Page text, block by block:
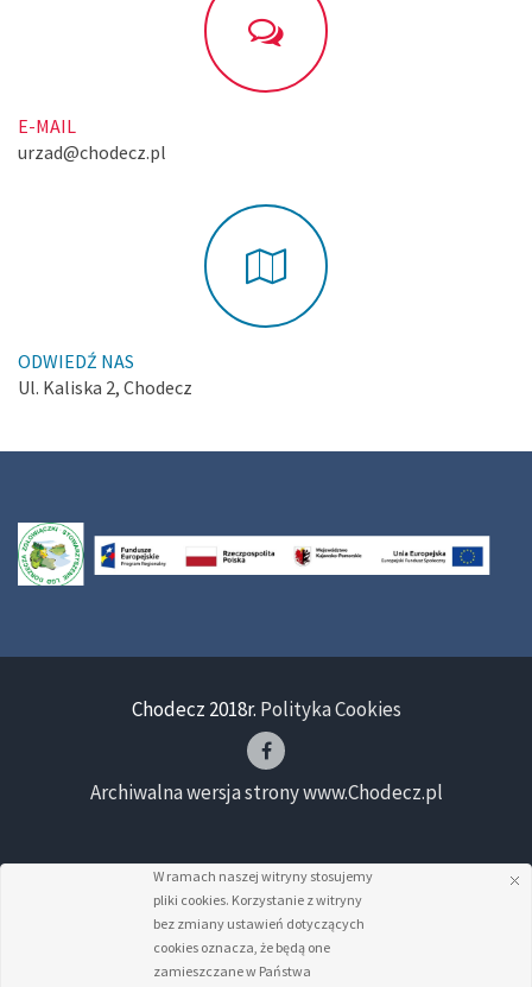
E-MAIL
urzad@chodecz.pl
ODWIEDŹ NAS
Ul. Kaliska 2, Chodecz
Chodecz 2018r. Polityka Cookies
Archiwalna wersja strony www.Chodecz.pl
W ramach naszej witryny stosujemy
pliki cookies. Korzystanie z witryny
bez zmiany ustawień dotyczących
cookies oznacza, że będą one
zamieszczane w Państwa